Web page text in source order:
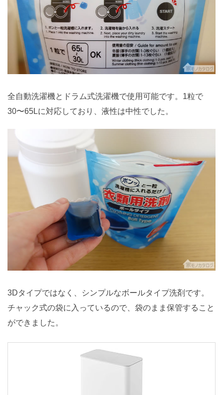
全自動洗濯機とドラム式洗濯機で使用可能です。1粒で
30〜65Lに対応しており、液性は中性でした。
3Dタイプではなく、シンプルなボールタイプ洗剤です。
チャック式の袋に入っているので、袋のまま保管すること
ができました。